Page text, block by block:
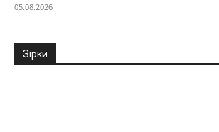
05.08.2026
Зірки